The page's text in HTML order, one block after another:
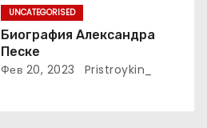
UNCATEGORISED
Биография Александра
Песке
Фев 20, 2023 Pristroykin_